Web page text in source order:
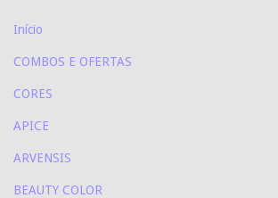
Início
COMBOS E OFERTAS
CORES
APICE
ARVENSIS
BEAUTY COLOR